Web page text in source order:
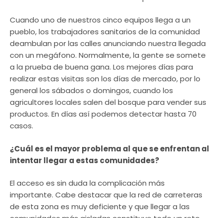
Cuando uno de nuestros cinco equipos llega a un
pueblo, los trabajadores sanitarios de la comunidad
deambulan por las calles anunciando nuestra llegada
con un megáfono. Normalmente, la gente se somete
a la prueba de buena gana. Los mejores días para
realizar estas visitas son los días de mercado, por lo
general los sábados o domingos, cuando los
agricultores locales salen del bosque para vender sus
productos. En días así podemos detectar hasta 70
casos.
¿Cuál es el mayor problema al que se enfrentan al
intentar llegar a estas comunidades?
El acceso es sin duda la complicación más
importante. Cabe destacar que la red de carreteras
de esta zona es muy deficiente y que llegar a las